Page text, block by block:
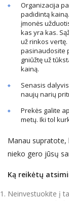
Organizacija
padidintą
įmonės
kas yra kas.
už rinkos
pasinaudosite
gniūžtę už
kainą.
Senasis
naujų narių
Prekės galite
metų. Iki tol
Manau supratote,
nieko gero jūsų
Ką reikėtų
Neinvestuokite į